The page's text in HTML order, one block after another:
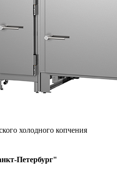
холодного копчения
Петербург"